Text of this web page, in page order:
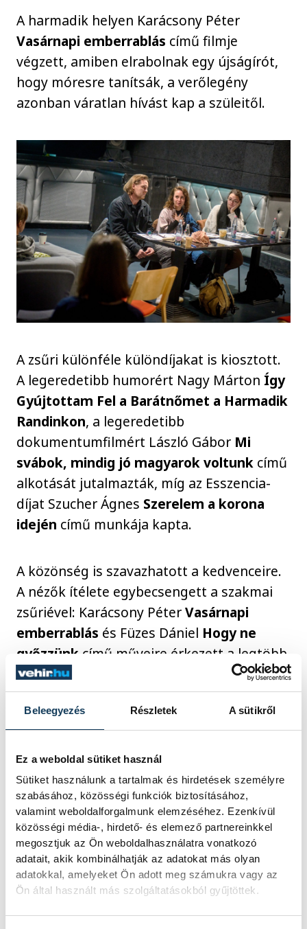
Beleegyezés Részletek A sütikről
Ez a weboldal sütiket használ
Sütiket használunk a tartalmak és hirdetések személyre
szabásához, közösségi funkciók biztosításához,
valamint weboldalforgalmunk elemzéséhez. Ezenkívül
közösségi média-, hirdető- és elemező partnereinkkel
megosztjuk az Ön weboldalhasználatra vonatkozó
adatait, akik kombinálhatják az adatokat más olyan
adatokkal, amelyeket Ön adott meg számukra vagy az
Ön által használt más szolgáltatásokból gyűjtöttek.
A harmadik helyen Karácsony Péter
Vasárnapi emberrablás című filmje
végzett, amiben elrabolnak egy újságírót,
hogy móresre tanítsák, a verőlegény
azonban váratlan hívást kap a szüleitől.
A zsűri különféle különdíjakat is kiosztott.
A legeredetibb humorért Nagy Márton Így
Gyújtottam Fel a Barátnőmet a Harmadik
Randinkon, a legeredetibb
dokumentumfilmért László Gábor Mi
svábok, mindig jó magyarok voltunk című
alkotását jutalmazták, míg az Esszencia-
díjat Szucher Ágnes Szerelem a korona
idején című munkája kapta.
A közönség is szavazhatott a kedvenceire.
A nézők ítélete egybecsengett a szakmai
zsűriével: Karácsony PéterVasárnapi
emberrablás és Füzes Dániel Hogy ne
győzzünk című műveire érkezett a legtöbb
voks.
SZERZŐ
vehir.hu
FOTÓS
Domján
Attila